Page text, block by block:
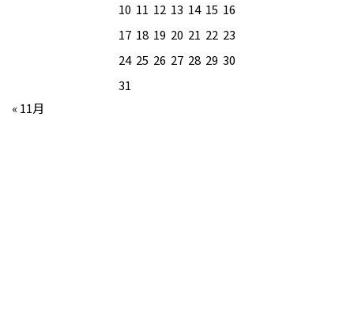
10 11 12 13 14 15 16
17 18 19 20 21 22 23
24 25 26 27 28 29 30
31
« 11月